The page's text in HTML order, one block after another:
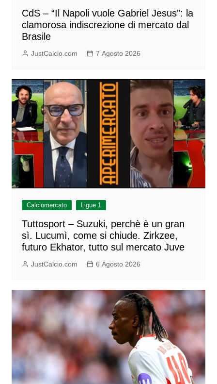
CdS – “Il Napoli vuole Gabriel Jesus”: la
clamorosa indiscrezione di mercato dal
Brasile
JustCalcio.com 7 Agosto 2026
Calciomercato Ligue 1
Tuttosport – Suzuki, perchè è un gran
sì. Lucumì, come si chiude. Zirkzee,
futuro Ekhator, tutto sul mercato Juve
JustCalcio.com 6 Agosto 2026